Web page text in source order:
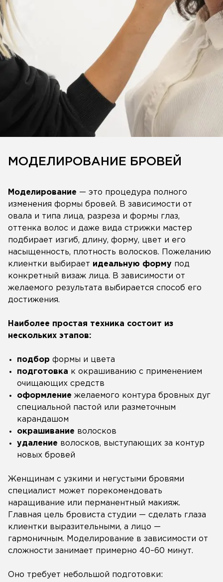
МОДЕЛИРОВАНИЕ БРОВЕЙ
Моделирование — это процедура полного
изменения формы бровей. В зависимости от
овала и типа лица, разреза и формы глаз,
оттенка волос и даже вида стрижки мастер
подбирает изгиб, длину, форму, цвет и его
насыщенность, плотность волосков. Пожеланию
клиентки выбирает идеальную форму под
конкретный визаж лица. В зависимости от
желаемого результата выбирается способ его
достижения.
Наиболее простая техника состоит из
нескольких этапов:
подбор формы и цвета
подготовка к окрашиванию с применением
очищающих средств
оформление желаемого контура бровных дуг
специальной пастой или разметочным
карандашом
окрашивание волосков
удаление волосков, выступающих за контур
новых бровей
Женщинам с узкими и негустыми бровями
специалист может порекомендовать
наращивание или перманентный макияж.
Главная цель бровиста студии — сделать глаза
клиентки выразительными, а лицо —
гармоничным. Моделирование в зависимости от
сложности занимает примерно 40–60 минут.
Оно требует небольшой подготовки: